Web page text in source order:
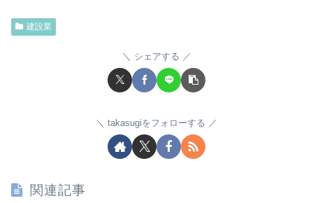
建設業
シェアする
takasugiをフォローする
関連記事